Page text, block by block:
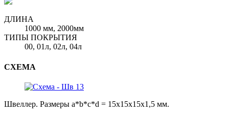
ДЛИНА
1000 мм, 2000мм
ТИПЫ ПОКРЫТИЯ
00, 01л, 02л, 04л
СХЕМА
Швеллер. Размеры a*b*c*d = 15x15x15x1,5 мм.